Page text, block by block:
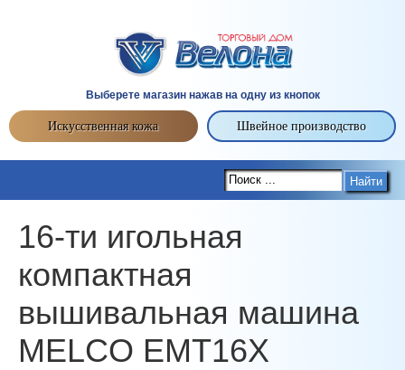
Выберете магазин нажав на одну из кнопок
Искусственная кожа Швейное производство
Найти
16-ти игольная
компактная
вышивальная машина
MELCO EMT16X